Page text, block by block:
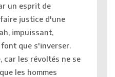
un esprit de
justice d'une
impuissant,
que s'inverser.
car les révoltés ne se
les hommes